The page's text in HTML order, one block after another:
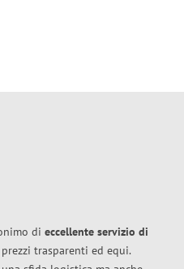
di eccellente servizio di
trasparenti ed equi.